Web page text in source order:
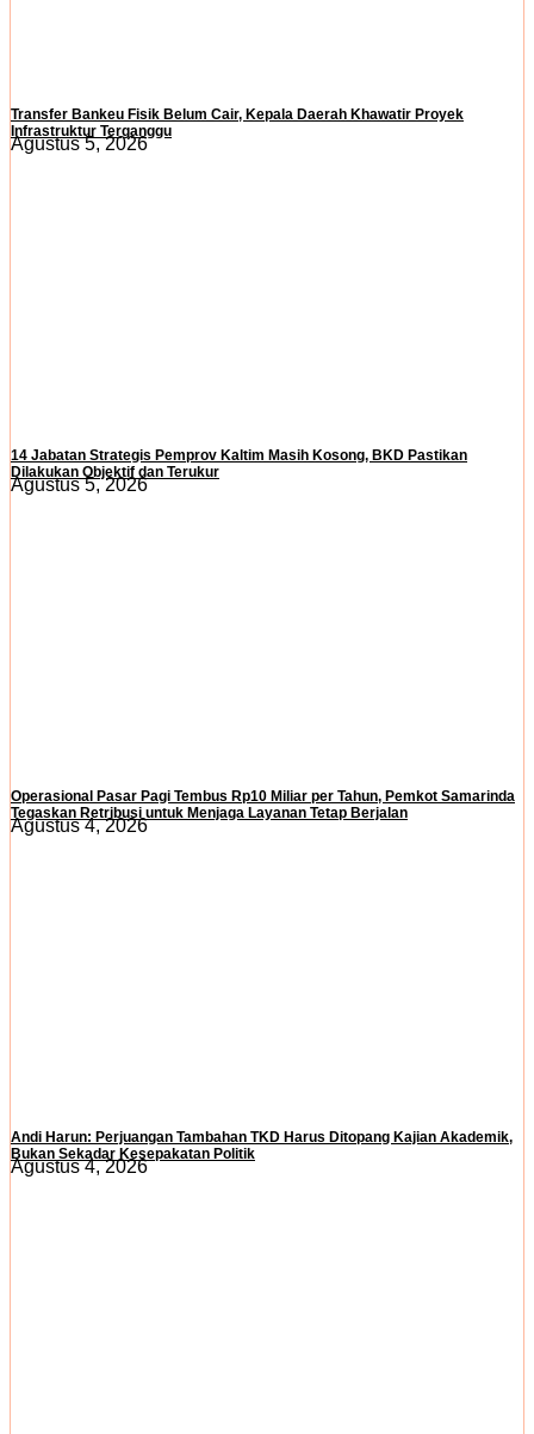
Transfer Bankeu Fisik Belum Cair, Kepala Daerah Khawatir Proyek
Infrastruktur Terganggu
Agustus 5, 2026
14 Jabatan Strategis Pemprov Kaltim Masih Kosong, BKD Pastikan
Dilakukan Objektif dan Terukur
Agustus 5, 2026
Operasional Pasar Pagi Tembus Rp10 Miliar per Tahun, Pemkot Samarinda
Tegaskan Retribusi untuk Menjaga Layanan Tetap Berjalan
Agustus 4, 2026
Andi Harun: Perjuangan Tambahan TKD Harus Ditopang Kajian Akademik,
Bukan Sekadar Kesepakatan Politik
Agustus 4, 2026